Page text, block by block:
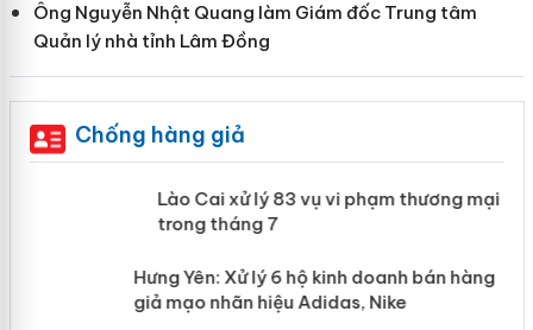
Ông Nguyễn Nhật Quang làm Giám đốc Trung tâm
Quản lý nhà tỉnh Lâm Đồng
Chống hàng giả
Lào Cai xử lý 83 vụ vi phạm thương
mại trong tháng 7